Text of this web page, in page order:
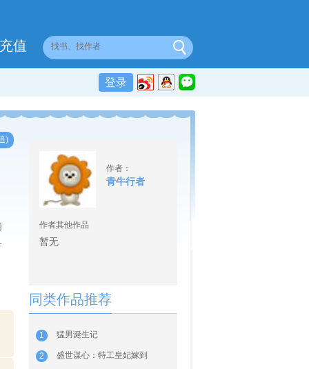
充值
登录
)
作者：
青牛行者
作者其他作品
暂无
同类作品推荐
1 猛男诞生记
2 盛世谋心：特工皇妃嫁到